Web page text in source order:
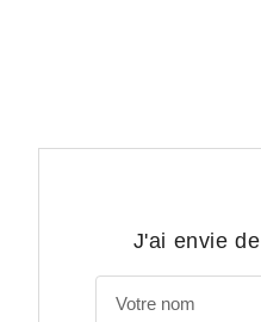
J'ai envie